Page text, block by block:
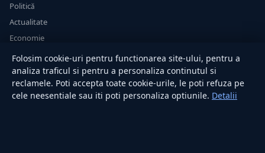
Politică
Actualitate
Economie
Sănătate
Utile
RUBRICI
Folosim cookie-uri pentru functionarea site-ului, pentru a
analiza traficul si pentru a personaliza continutul si
reclamele. Poti accepta toate cookie-urile, le poti refuza pe
cele neesentiale sau iti poti personaliza optiunile. Detalii